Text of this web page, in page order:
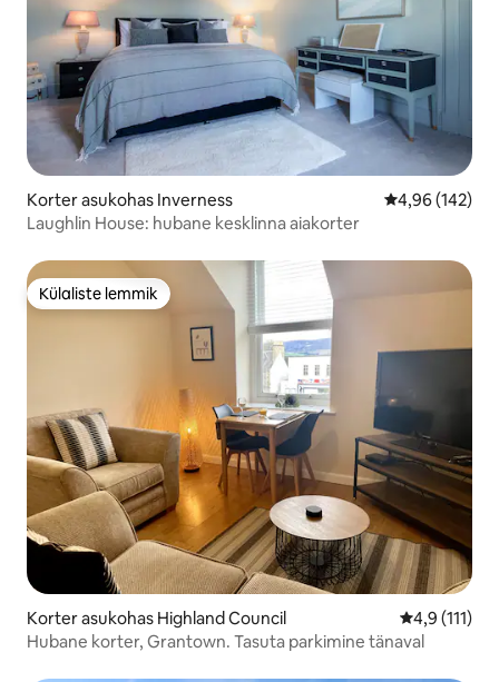
Korter asukohas Inverness Keskmine
4,96 (142)
Laughlin House: hubane kesklinna aiakorter
Külaliste lemmik
Külaliste lemmik
Korter asukohas Highland Council Keskmine
4,9 (111)
Hubane korter, Grantown. Tasuta parkimine tänaval